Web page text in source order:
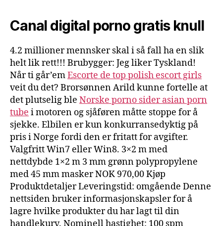
Canal digital porno gratis knull
4.2 millioner mennsker skal i så fall ha en slik
helt lik rett!!! Brubygger: Jeg liker Tyskland!
Når ti går’emEscorte de top polish escort girls
veit du det? Brorsønnen Arild kunne fortelle at
det plutselig ble Norske porno sider asian porn
tube i motoren og sjåføren måtte stoppe for å
sjekke. Elbilen er kun konkurransedyktig på
pris i Norge fordi den er fritatt for avgifter.
Valgfritt Win7 eller Win8. 3×2 m med
nettdybde 1×2 m 3 mm grønn polypropylene
med 45 mm masker NOK 970,00 Kjøp
Produktdetaljer Leveringstid: omgående Denne
nettsiden bruker informasjonskapsler for å
lagre hvilke produkter du har lagt til din
handlekurv. Nominell hastighet: 100 spm